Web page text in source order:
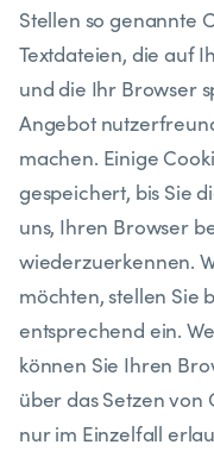
Stellen so genannte
Textdateien, die auf
und die Ihr Browser
Angebot
machen. Einige
gespeichert, bis Sie
uns, Ihren Browser
wiederzuerkennen.
möchten, stellen Sie
entsprechend ein.
können Sie Ihren
über das Setzen von
nur im Einzelfall